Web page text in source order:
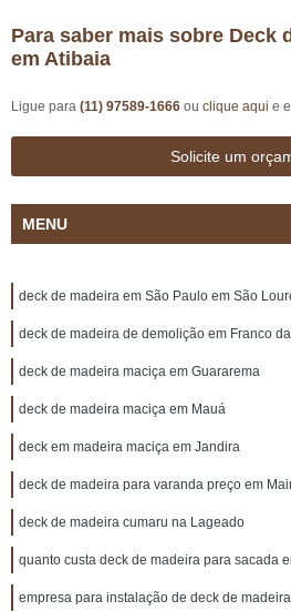
Para saber mais sobre Deck
em Atibaia
Ligue para (11) 97589-1666 ou clique aqui e
Solicite um
MENU
deck de madeira em São Paulo em São
deck de madeira de demolição em Franco
deck de madeira maciça em Guararema
deck de madeira maciça em Mauá
deck em madeira maciça em Jandira
deck de madeira para varanda preço em
deck de madeira cumaru na Lageado
quanto custa deck de madeira para sacada
empresa para instalação de deck de